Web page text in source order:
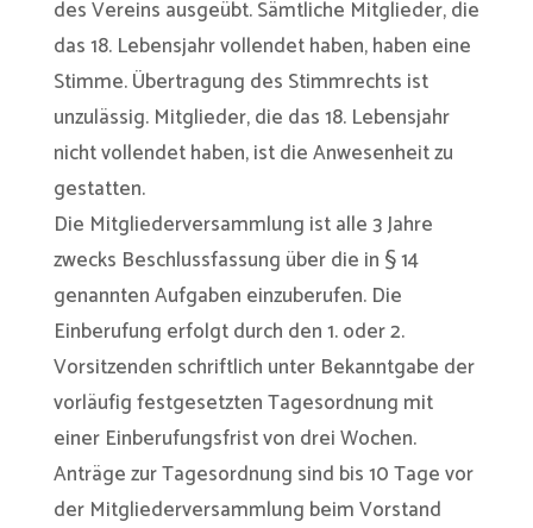
des Vereins ausgeübt. Sämtliche Mitglieder, die
das 18. Lebensjahr vollendet haben, haben eine
Stimme. Übertragung des Stimmrechts ist
unzulässig. Mitglieder, die das 18. Lebensjahr
nicht vollendet haben, ist die Anwesenheit zu
gestatten.
Die Mitgliederversammlung ist alle 3 Jahre
zwecks Beschlussfassung über die in § 14
genannten Aufgaben einzuberufen. Die
Einberufung erfolgt durch den 1. oder 2.
Vorsitzenden schriftlich unter Bekanntgabe der
vorläufig festgesetzten Tagesordnung mit
einer Einberufungsfrist von drei Wochen.
Anträge zur Tagesordnung sind bis 10 Tage vor
der Mitgliederversammlung beim Vorstand